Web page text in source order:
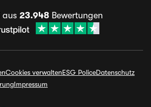
aus 23.948 Bewertungen
Cookies verwaltenESG PoliceDatenschutz
Impressum